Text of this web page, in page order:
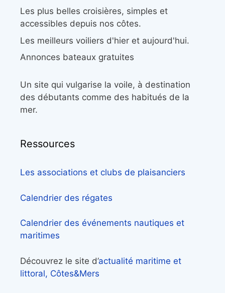
Les plus belles croisières, simples et
accessibles depuis nos côtes.
Les meilleurs voiliers d'hier et aujourd'hui.
Annonces bateaux gratuites
Un site qui vulgarise la voile, à destination
des débutants comme des habitués de la
mer.
Ressources
Les associations et clubs de plaisanciers
Calendrier des régates
Calendrier des événements nautiques et
maritimes
Découvrez le site d’actualité maritime et
littoral, Côtes&Mers